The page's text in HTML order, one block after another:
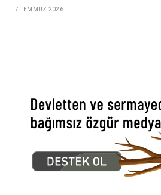
7 TEMMUZ 2026